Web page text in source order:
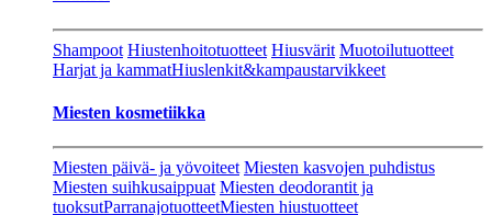
Shampoot Hiustenhoitotuotteet Hiusvärit Muotoilutuotteet
Harjat ja kammatHiuslenkit&kampaustarvikkeet
Miesten kosmetiikka
Miesten päivä- ja yövoiteet Miesten kasvojen puhdistus
Miesten suihkusaippuat Miesten deodorantit ja
tuoksutParranajotuotteetMiesten hiustuotteet